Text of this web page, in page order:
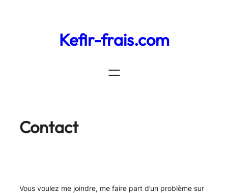
Kefir-frais.com
Contact
Vous voulez me joindre, me faire part d’un problème sur